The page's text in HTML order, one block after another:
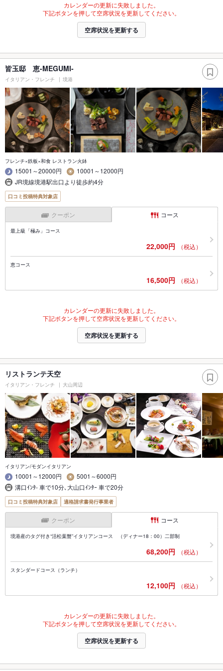
カレンダーの更新に失敗しました。
下記ボタンを押して空席状況を更新してください。
空席状況を更新する
皆玉邸 恵-MEGUMI-
イタリアン・フレンチ 境港
フレンチ×鉄板×和食 レストラン火鉢
15001～20000円
10001～12000円
JR境線境港駅出口より徒歩約4分
口コミ投稿特典対象店
クーポン コース
最上級「極み」コース
22,000円 （税込）
恵コース
16,500円 （税込）
カレンダーの更新に失敗しました。
下記ボタンを押して空席状況を更新してください。
空席状況を更新する
リストランテ天空
イタリアン・フレンチ 大山周辺
イタリアン/モダンイタリアン
10001～12000円
5001～6000円
溝口ｲﾝﾀ- 車で10分､大山口ｲﾝﾀｰ 車で20分
口コミ投稿特典対象店 適格請求書発行事業者
クーポン コース
境港産のタグ付き“活松葉蟹”イタリアンコース （ディナー18：00）二部制
68,200円 （税込）
スタンダードコース（ランチ）
12,100円 （税込）
カレンダーの更新に失敗しました。
下記ボタンを押して空席状況を更新してください。
空席状況を更新する